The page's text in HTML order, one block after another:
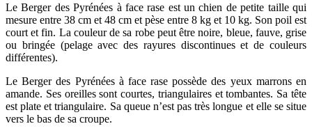
Le Berger des Pyrénées à face rase est un chien de petite taille qui
mesure entre 38 cm et 48 cm et pèse entre 8 kg et 10 kg. Son poil est
court et fin. La couleur de sa robe peut être noire, bleue, fauve, grise
ou bringée (pelage avec des rayures discontinues et de couleurs
différentes).
Le Berger des Pyrénées à face rase possède des yeux marrons en
amande. Ses oreilles sont courtes, triangulaires et tombantes. Sa tête
est plate et triangulaire. Sa queue n’est pas très longue et elle se situe
vers le bas de sa croupe.